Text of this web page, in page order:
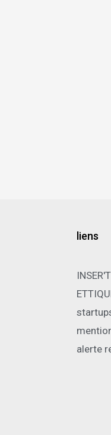
liens
alerte